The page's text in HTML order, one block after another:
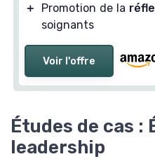
＋
Promotion de la
soignants
Voir l'offre
Études de cas :
leadership